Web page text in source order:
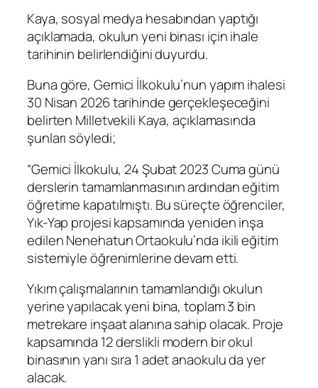
Kaya, sosyal medya hesabından yaptığı
açıklamada, okulun yeni binası için ihale
tarihinin belirlendiğini duyurdu.
Buna göre, Gemici İlkokulu’nun yapım ihalesi
30 Nisan 2026 tarihinde gerçekleşeceğini
belirten Milletvekili Kaya, açıklamasında
şunları söyledi;
“Gemici İlkokulu, 24 Şubat 2023 Cuma günü
derslerin tamamlanmasının ardından eğitim
öğretime kapatılmıştı. Bu süreçte öğrenciler,
Yık-Yap projesi kapsamında yeniden inşa
edilen Nenehatun Ortaokulu’nda ikili eğitim
sistemiyle öğrenimlerine devam etti.
Yıkım çalışmalarının tamamlandığı okulun
yerine yapılacak yeni bina, toplam 3 bin
metrekare inşaat alanına sahip olacak. Proje
kapsamında 12 derslikli modern bir okul
binasının yanı sıra 1 adet anaokulu da yer
alacak.